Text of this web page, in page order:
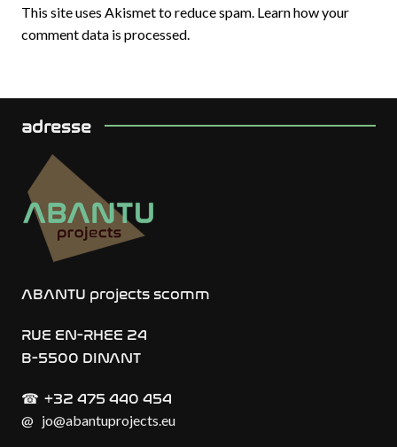
This site uses Akismet to reduce spam. Learn how your
comment data is processed.
adresse
ABANTU projects scomm
RUE EN-RHEE 24
B-5500 DINANT
☎︎ +32 475 440 454
@ jo@abantuprojects.eu